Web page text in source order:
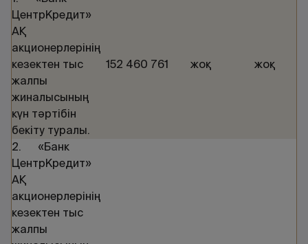
ЦентрКредит»
АҚ
акционерлерінің
кезектен тыс
жалпы
жиналысының
күн тәртібін
бекіту туралы.
152 460 761 жоқ жоқ
2. «Банк
ЦентрКредит»
АҚ
акционерлерінің
кезектен тыс
жалпы